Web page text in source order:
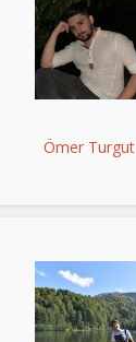
Ömer Turgut